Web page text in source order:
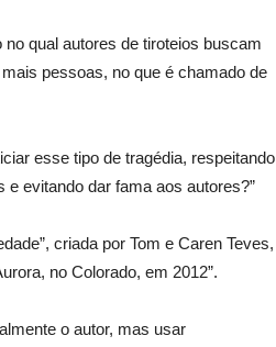
qual autores de tiroteios buscam
pessoas, no que é chamado de
esse tipo de tragédia, respeitando
evitando dar fama aos autores?”
criada por Tom e Caren Teves,
no Colorado, em 2012”.
o autor, mas usar